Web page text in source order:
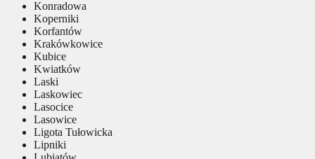
Konradowa
Koperniki
Korfantów
Krakówkowice
Kubice
Kwiatków
Laski
Laskowiec
Lasocice
Lasowice
Ligota Tułowicka
Lipniki